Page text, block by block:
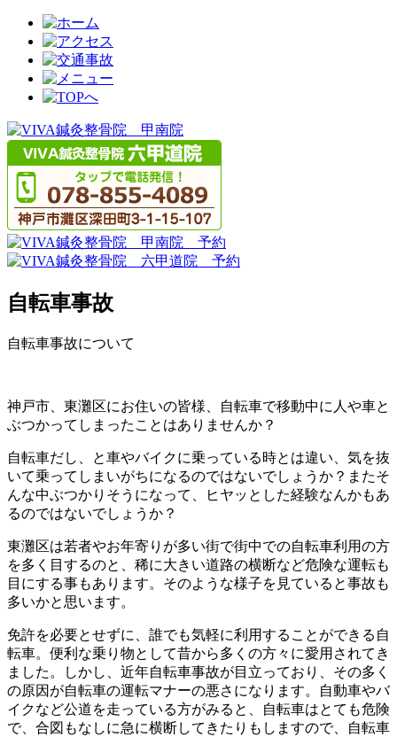
自転車事故
自転車事故について
神戸市、東灘区にお住いの皆様、自転車で移動中に人や車と
ぶつかってしまったことはありませんか？
自転車だし、と車やバイクに乗っている時とは違い、気を抜
いて乗ってしまいがちになるのではないでしょうか？またそ
んな中ぶつかりそうになって、ヒヤッとした経験なんかもあ
るのではないでしょうか？
東灘区は若者やお年寄りが多い街で街中での自転車利用の方
を多く目するのと、稀に大きい道路の横断など危険な運転も
目にする事もあります。そのような様子を見ていると事故も
多いかと思います。
免許を必要とせずに、誰でも気軽に利用することができる自
転車。便利な乗り物として昔から多くの方々に愛用されてき
ました。しかし、近年自転車事故が目立っており、その多く
の原因が自転車の運転マナーの悪さになります。自動車やバ
イクなど公道を走っている方がみると、自転車はとても危険
で、合図もなしに急に横断してきたりもしますので、自転車